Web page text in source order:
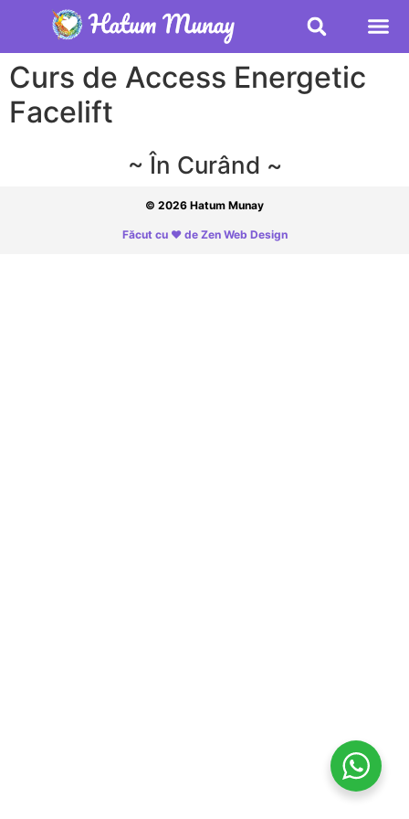
Curs de Access Energetic
Facelift
~ În Curând ~
© 2026 Hatum Munay
Făcut cu ❤ de Zen Web Design